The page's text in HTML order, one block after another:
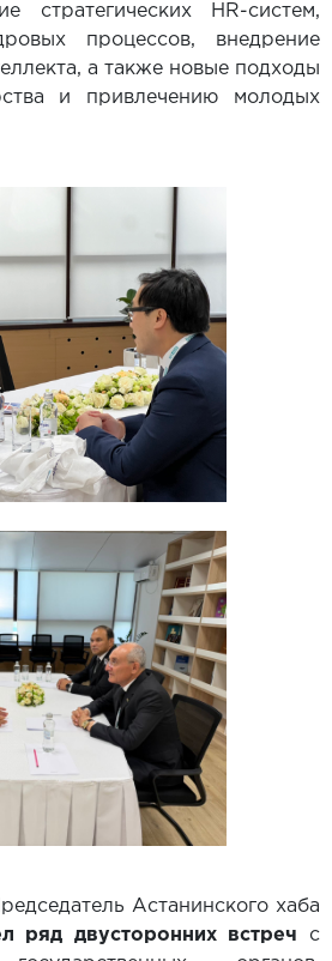
стратегических HR-систем,
процессов, внедрение
а также новые подходы
и привлечению молодых
Астанинского хаба
ряд двусторонних встреч с